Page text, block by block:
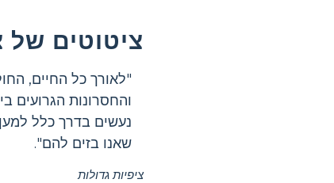
ציטוטים
"לאורך כל החיים,
והחסרונות הגרועים
נעשים בדרך כלל
שאנו בזים להם".
ציפיות גדולות